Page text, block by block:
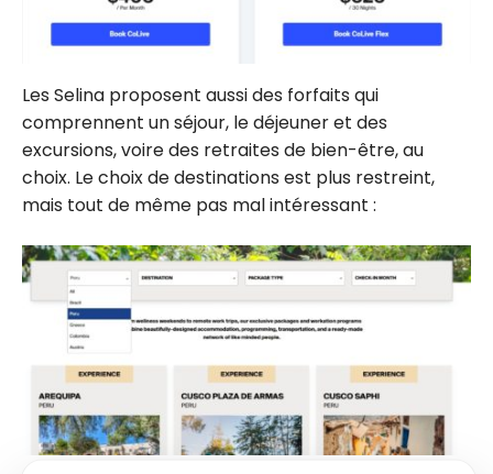
Les Selina proposent aussi des forfaits qui
comprennent un séjour, le déjeuner et des
excursions, voire des retraites de bien-être, au
choix. Le choix de destinations est plus restreint,
mais tout de même pas mal intéressant :